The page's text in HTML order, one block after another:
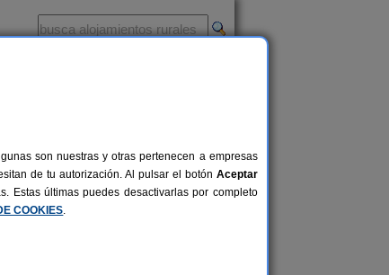
son nuestras y otras pertenecen a empresas
de tu autorización. Al pulsar el botón Aceptar
Estas últimas puedes desactivarlas por completo
COOKIES.